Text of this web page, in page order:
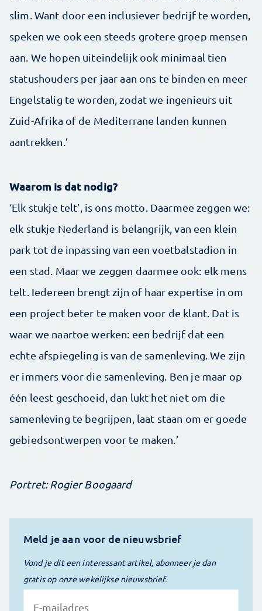
slim. Want door een inclusiever bedrijf te worden,
speken we ook een steeds grotere groep mensen
aan. We hopen uiteindelijk ook minimaal tien
statushouders per jaar aan ons te binden en meer
Engelstalig te worden, zodat we ingenieurs uit
Zuid-Afrika of de Mediterrane landen kunnen
aantrekken.’
Waarom is dat nodig?
‘Elk stukje telt’, is ons motto. Daarmee zeggen we:
elk stukje Nederland is belangrijk, van een klein
park tot de inpassing van een voetbalstadion in
een stad. Maar we zeggen daarmee ook: elk mens
telt. Iedereen brengt zijn of haar expertise in om
een project beter te maken voor de klant. Dat is
waar we naartoe werken: een bedrijf dat een
echte afspiegeling is van de samenleving. We zijn
er immers voor die samenleving. Ben je maar op
één leest geschoeid, dan lukt het niet om die
samenleving te begrijpen, laat staan om er goede
gebiedsontwerpen voor te maken.’
Portret: Rogier Boogaard
Meld je aan voor de nieuwsbrief
Vond je dit een interessant artikel, abonneer je dan
gratis op onze wekelijkse nieuwsbrief.